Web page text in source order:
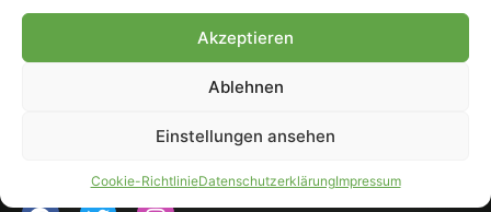
Akzeptieren
Ablehnen
Einstellungen ansehen
Cookie-RichtlinieDatenschutzerklärungImpressum
Fohlen-Hautnah.de ist ein
offiziell eingetragenes Magazin
bei der Deutschen
Nationalbibliothek (ISSN 1868-
auszugsweise, nur mit